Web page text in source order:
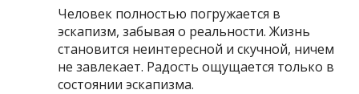
Человек полностью погружается в
эскапизм, забывая о реальности. Жизнь
становится неинтересной и скучной, ничем
не завлекает. Радость ощущается только в
состоянии эскапизма.